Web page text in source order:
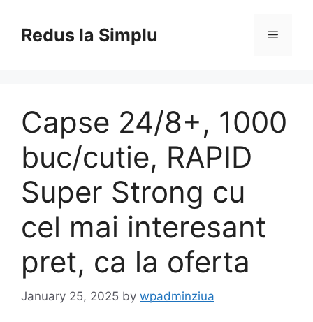
contentRedus la Simplu Menu
Capse 24/8+, 1000
buc/cutie, RAPID
Super Strong cu
cel mai interesant
pret, ca la oferta
January 25, 2025 by wpadminziua